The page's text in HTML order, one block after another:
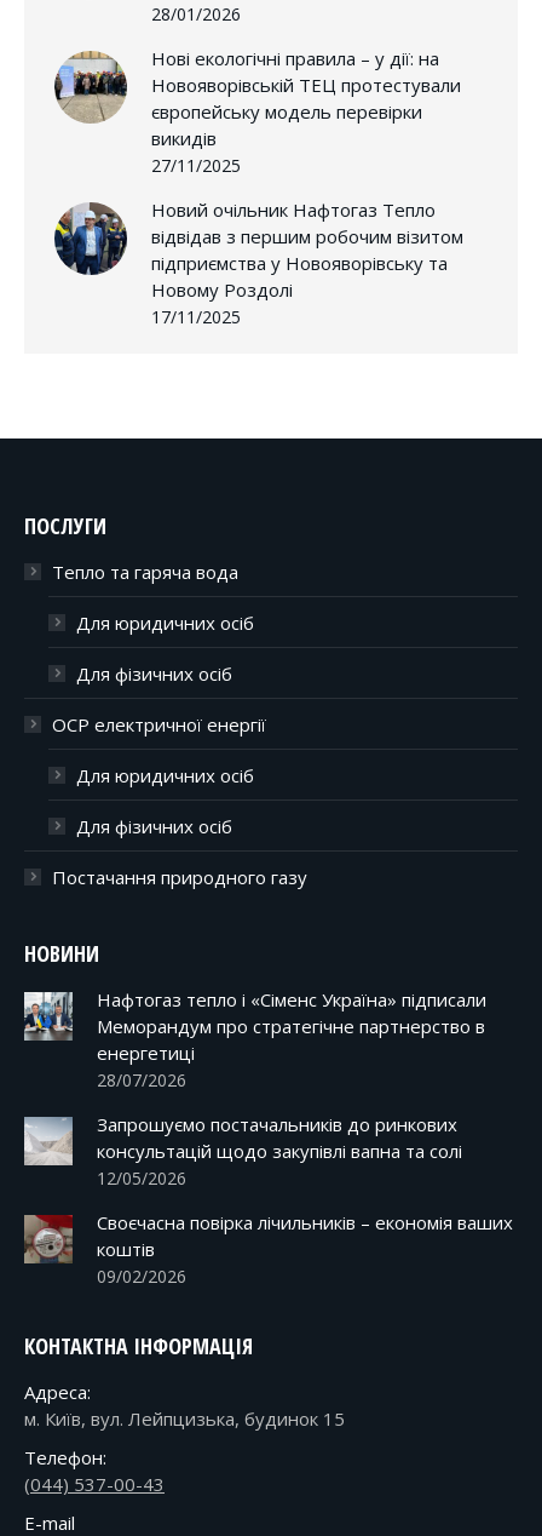
28/01/2026
Нові екологічні правила – у дії: на
Новояворівській ТЕЦ протестували
європейську модель перевірки
викидів
27/11/2025
Новий очільник Нафтогаз Тепло
відвідав з першим робочим візитом
підприємства у Новояворівську та
Новому Роздолі
17/11/2025
ПОСЛУГИ
Тепло та гаряча вода
Для юридичних осіб
Для фізичних осіб
ОСР електричної енергії
Для юридичних осіб
Для фізичних осіб
Постачання природного газу
НОВИНИ
Нафтогаз тепло і «Сіменс Україна» підписали
Меморандум про стратегічне партнерство в
енергетиці
28/07/2026
Запрошуємо постачальників до ринкових
консультацій щодо закупівлі вапна та солі
12/05/2026
Своєчасна повірка лічильників – економія ваших
коштів
09/02/2026
КОНТАКТНА ІНФОРМАЦІЯ
Адреса:
м. Київ, вул. Лейпцизька, будинок 15
Телефон:
(044) 537-00-43
E-mail